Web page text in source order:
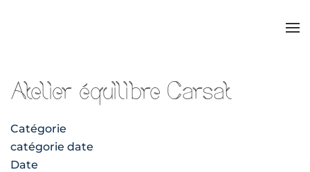
Atelier équilibre Carsat
Catégorie
catégorie date
Date